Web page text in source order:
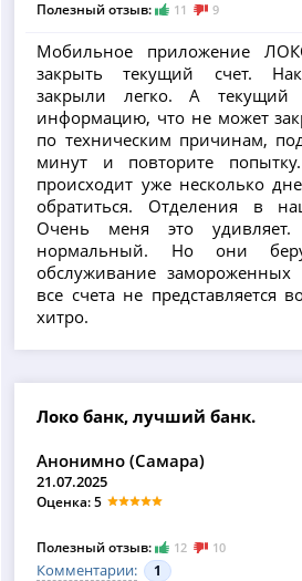
Полезный отзыв: 11 9
Мобильное приложение
закрыть текущий счет.
закрыли легко. А
информацию, что не может
по техническим причинам,
минут и повторите
происходит уже несколько
обратиться. Отделения в
Очень меня это
нормальный. Но они
обслуживание замороженных
все счета не представляется
хитро.
Локо банк, лучший банк.
Анонимно (Самара)
21.07.2025
Оценка: 5
Полезный отзыв: 12 10
Комментарии: 1